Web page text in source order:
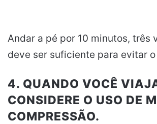
Andar a pé por 10 minutos, três
deve ser suficiente para evitar
4. QUANDO VOCÊ
CONSIDERE O USO DE
COMPRESSÃO.